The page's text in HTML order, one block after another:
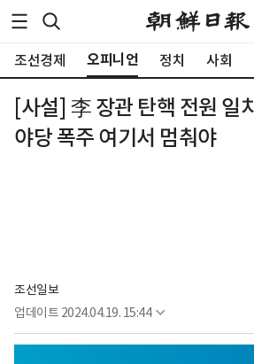
조선경제 오피니언 정치 사회
[사설] 李 장관 탄핵 전원 일
야당 폭주 여기서 멈춰야
조선일보
업데이트 2024.04.19. 15:44